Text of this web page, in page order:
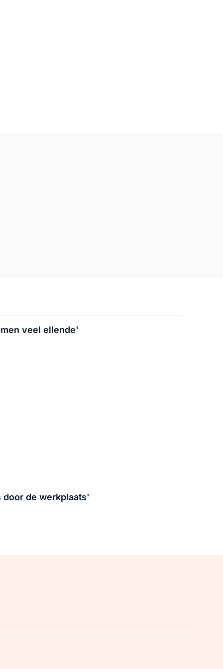
veel ellende'
de werkplaats'